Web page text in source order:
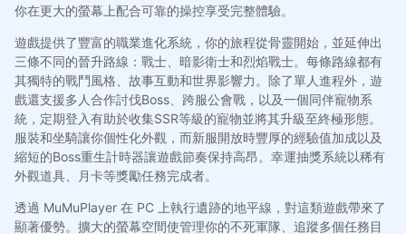
你在更大的螢幕上配合可靠的操控享受完整體驗。
遊戲提供了豐富的職業進化系統，你的旅程從骨靈開始，並延伸出
三條不同的晉升路線：戰士、暗影衛士和烈焰戰士。每條路線都有
其獨特的戰鬥風格、故事互動和世界影響力。除了單人進程外，遊
戲還支援多人合作討伐Boss、跨服公會戰，以及一個同伴寵物系
統，定期登入有助於收集SSR等級的寵物並將其升級至終極形態。
服裝和坐騎讓你個性化外觀，而新服開放時豐厚的經驗值加成以及
縮短的Boss重生計時器讓遊戲節奏保持高昂。幸運抽獎系統以稀有
外觀道具、月卡等獎勵任務完成者。
透過 MuMuPlayer 在 PC 上執行遺跡的地平線，對這類遊戲帶來了
顯著優勢。擴大的螢幕空間使管理你的不死軍隊、追蹤多個任務目